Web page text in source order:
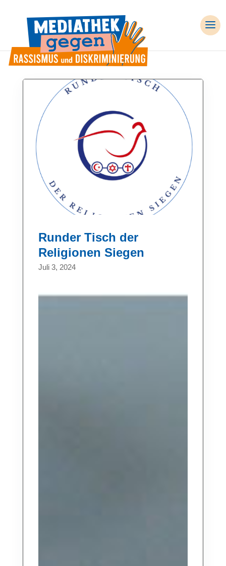
Runder Tisch der
Religionen Siegen
Juli 3, 2024